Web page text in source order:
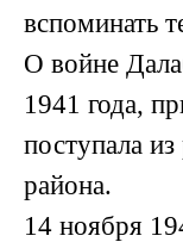
вспоминать
О войне
1941 года,
поступала
района.
14 ноября